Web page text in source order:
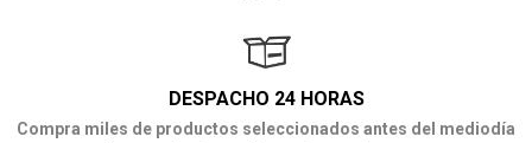
DESPACHO 24 HORAS
Compra miles de productos seleccionados antes del mediodía